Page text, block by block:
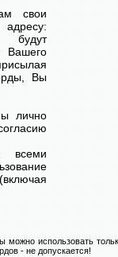
свои
Вашего
Вы
лично
, всеми
использовать
- не допускается!